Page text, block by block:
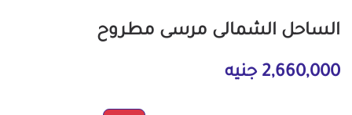
الساحل الشمالى مرسى مطروح
2,660,000 جنيه